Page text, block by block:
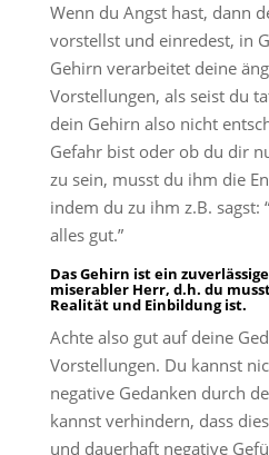
Wenn du Angst hast, dann
vorstellst und einredest, in
Gehirn verarbeitet deine
Vorstellungen, als seist du
dein Gehirn also nicht
Gefahr bist oder ob du dir
zu sein, musst du ihm die
indem du zu ihm z.B. sagst:
alles gut.”
Das Gehirn ist ein
miserabler Herr, d.h. du
Realität und Einbildung ist.
Achte also gut auf deine
Vorstellungen. Du kannst
negative Gedanken durch
kannst verhindern, dass
und dauerhaft negative